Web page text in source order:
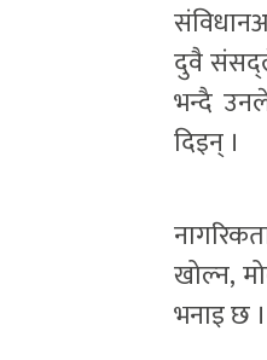
दुवै
भन्दै
दिइन् ।
खोल्न,
भनाइ छ ।